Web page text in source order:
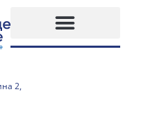
2,